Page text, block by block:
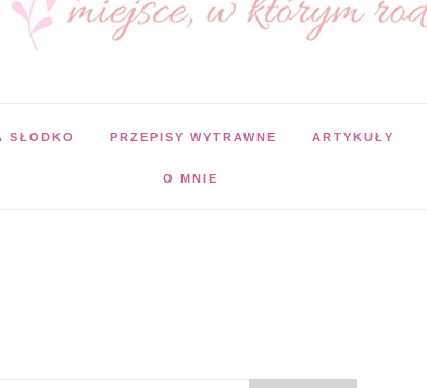
SŁODKO PRZEPISY WYTRAWNE ARTYKUŁY
O MNIE